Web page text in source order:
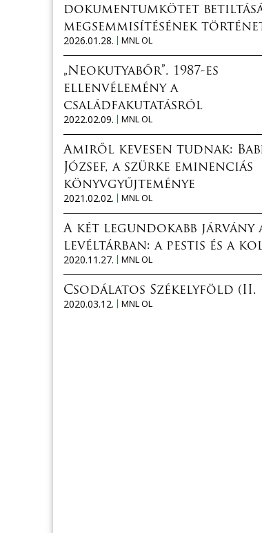
dokumentumkötet
megsemmisítésének
2026.01.28.
MNL OL
„Neokutyabőr”. 1987-es
ellenvélemény a
családfakutatásról
2022.02.09.
MNL OL
Amiről kevesen tudnak:
József, a szürke eminenciás
könyvgyűjteménye
2021.02.02.
MNL OL
A két legundokabb járvány
levéltárban: a pestis és a
2020.11.27.
MNL OL
Csodálatos Székelyföld (II.
2020.03.12.
MNL OL